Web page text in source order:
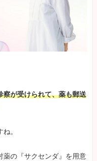
察が受けられて、薬も郵送
。
薬の『サクセンダ』を用意